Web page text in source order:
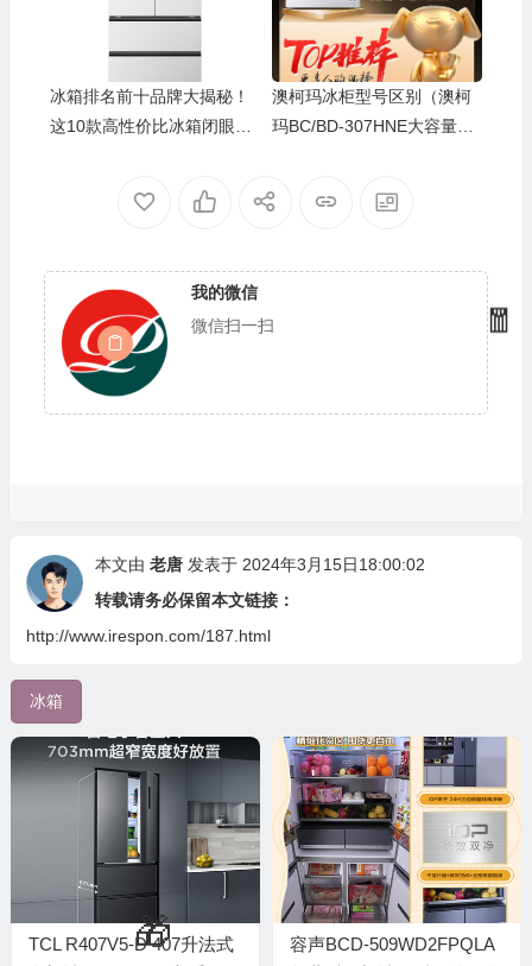
冰箱排名前十品牌大揭秘！
这10款高性价比冰箱闭眼入
澳柯玛冰柜型号区别（澳柯
玛BC/BD-307HNE大容量冰
我的微信
微信扫一扫
本文由 老唐发表于 2024年3月15日18:00:02
转载请务必保留本文链接：
http://www.irespon.com/187.html
冰箱
TCL R407V5-D 407升法式
容声BCD-509WD2FPQLA
🧧
🧧